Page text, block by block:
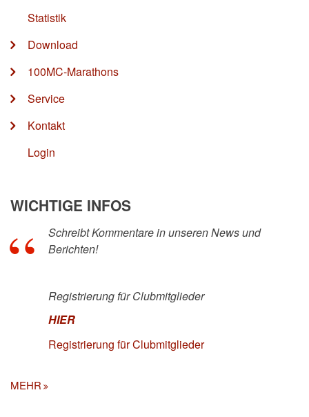
Statistik
Download
100MC-Marathons
Service
Kontakt
Login
WICHTIGE INFOS
Schreibt Kommentare in unseren News und
Berichten!
Registrierung für Clubmitglieder
HIER
Registrierung für Clubmitglieder
MEHR